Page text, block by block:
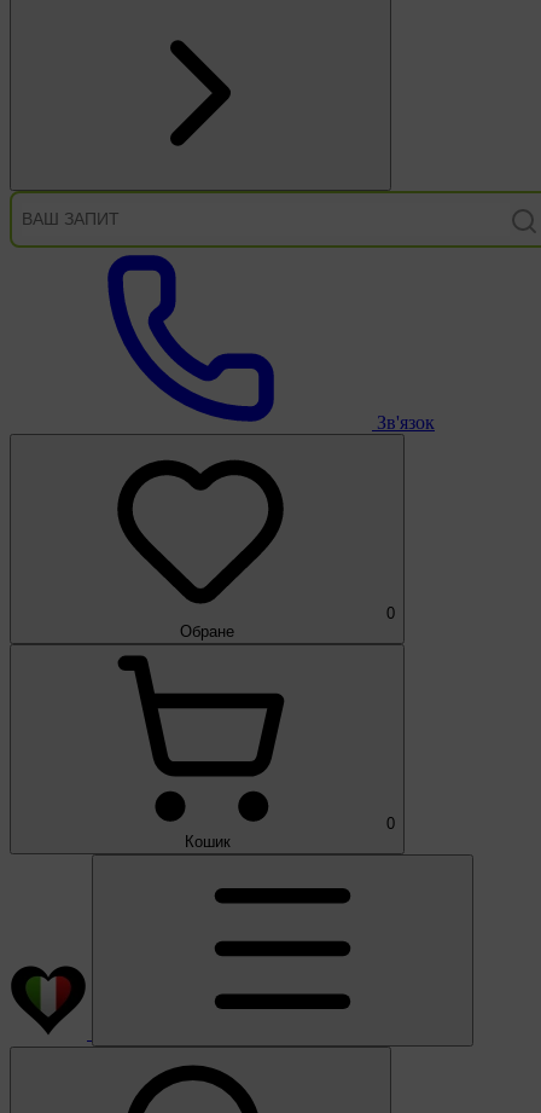
Зв'язок
0
Обране
0
Кошик